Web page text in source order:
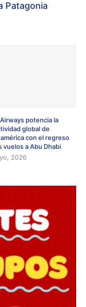
Patagonia
potencia la
global de
con el regreso
vuelos a Abu Dhabi
2026